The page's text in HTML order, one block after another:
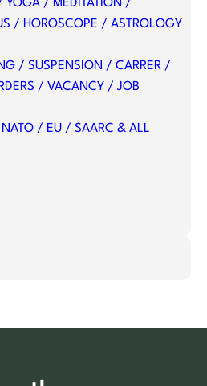
YOGA / MEDITATION /
/ HOROSCOPE / ASTROLOGY
/ SUSPENSION / CARRER /
/ VACANCY / JOB
/ EU / SAARC & ALL